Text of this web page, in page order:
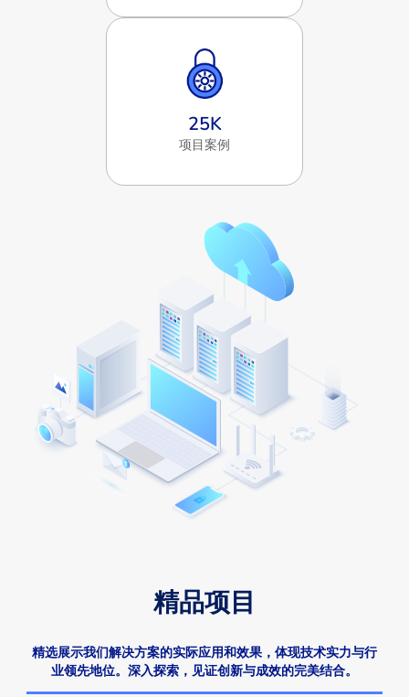
25K
项目案例
精品项目
精选展示我们解决方案的实际应用和效果，体现技术实力与行
业领先地位。深入探索，见证创新与成效的完美结合。